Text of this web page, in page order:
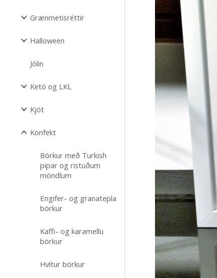
Grænmetisréttir
Halloween
Jólin
Ketó og LKL
Kjöt
Konfekt
Börkur með Turkish
pipar og ristuðum
möndlum
Engifer- og granatepla
börkur
Kaffi- og karamellu
börkur
Hvítur börkur